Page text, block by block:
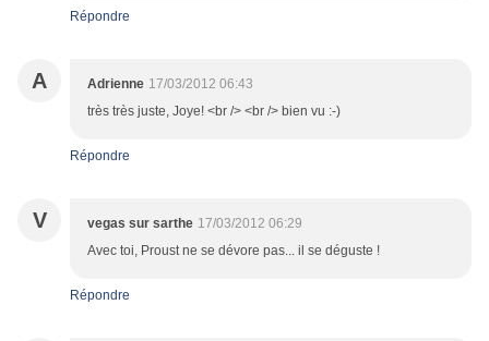
Répondre
A Adrienne 17/03/2012 06:43
très très juste, Joye! <br /> <br /> bien vu :-)
Répondre
V vegas sur sarthe 17/03/2012 06:29
Avec toi, Proust ne se dévore pas... il se déguste !
Répondre